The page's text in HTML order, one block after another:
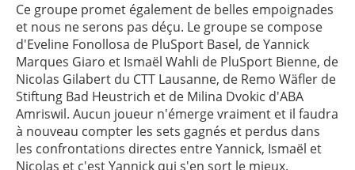
Ce groupe promet également de belles empoignades
et nous ne serons pas déçu. Le groupe se compose
d'Eveline Fonollosa de PluSport Basel, de Yannick
Marques Giaro et Ismaël Wahli de PluSport Bienne, de
Nicolas Gilabert du CTT Lausanne, de Remo Wäfler de
Stiftung Bad Heustrich et de Milina Dvokic d'ABA
Amriswil. Aucun joueur n'émerge vraiment et il faudra
à nouveau compter les sets gagnés et perdus dans
les confrontations directes entre Yannick, Ismaël et
Nicolas et c'est Yannick qui s'en sort le mieux.